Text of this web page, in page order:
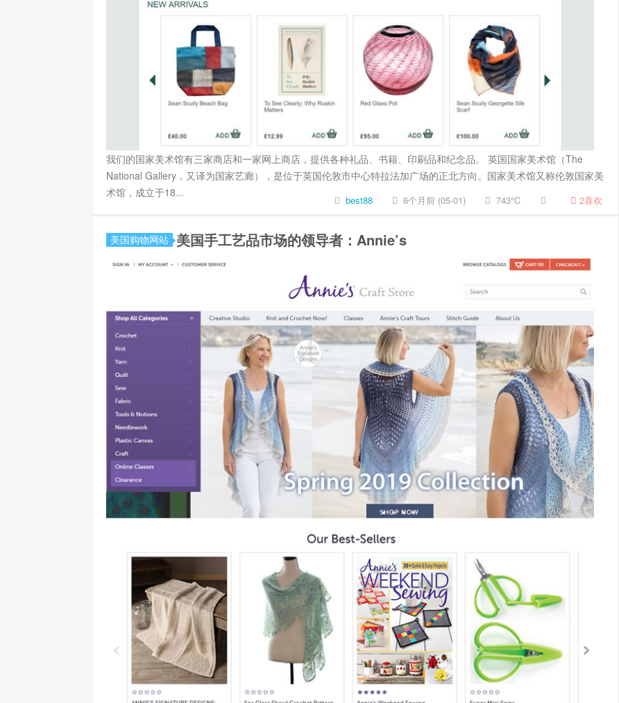
我们的国家美术馆有三家商店和一家网上商店，提供各种礼品、书籍、印刷品和纪念品。 英国国家美术馆（The
National Gallery，又译为国家艺廊），是位于英国伦敦市中心特拉法加广场的正北方向。国家美术馆又称伦敦国家美
术馆，成立于18...
best88 6个月前 (05-01) 743℃ 2喜欢
美国购物网站 美国手工艺品市场的领导者：Annie’s